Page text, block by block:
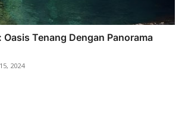
Oasis Tenang Dengan Panorama
2024